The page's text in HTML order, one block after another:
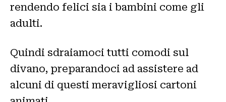
rendendo felici sia i bambini come gli
adulti.
Quindi sdraiamoci tutti comodi sul
divano, preparandoci ad assistere ad
alcuni di questi meravigliosi cartoni